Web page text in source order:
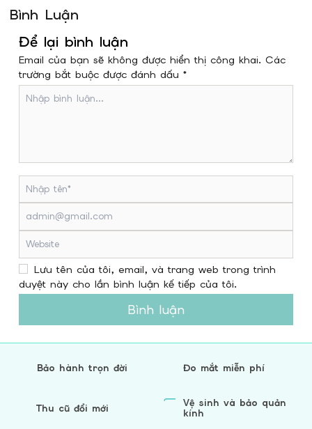
Bình Luận
Để lại bình luận
Email của bạn sẽ không được hiển thị công khai. Các
trường bắt buộc được đánh dấu *
Lưu tên của tôi, email, và trang web trong trình
duyệt này cho lần bình luận kế tiếp của tôi.
Bình luận
Bảo hành trọn đời Đo mắt miễn phí
Thu cũ đổi mới
Vệ sinh và bảo quản
kính